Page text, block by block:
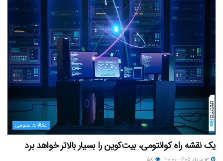
مقالات عمومی
یک نقشه راه کوانتومی، بیت‌کوین را بسیار بالاتر خواهد برد